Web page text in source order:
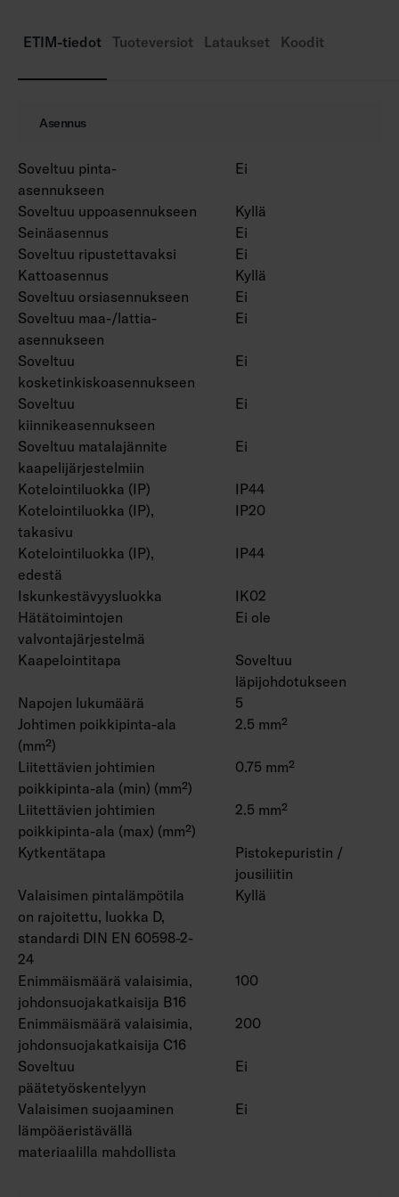
IK02.
ja Casambi.
Hyötyelinikä L70 90 000 h (Ta25°C).
Hyötyelinikä L80 60 000 h (Ta25°C).
ETIM-tiedot Tuoteversiot Lataukset Koodit
Asennus
Soveltuu pinta-
asennukseen
Ei
Soveltuu uppoasennukseen
Kyllä
Seinäasennus
Ei
Soveltuu ripustettavaksi
Ei
Kattoasennus
Kyllä
Soveltuu orsiasennukseen
Ei
Soveltuu maa-/lattia-
asennukseen
Ei
Soveltuu
kosketinkiskoasennukseen
Ei
Soveltuu
kiinnikeasennukseen
Ei
Soveltuu matalajännite
kaapelijärjestelmiin
Ei
Kotelointiluokka (IP)
IP44
Kotelointiluokka (IP),
takasivu
IP20
Kotelointiluokka (IP),
edestä
IP44
Iskunkestävyysluokka
IK02
Hätätoimintojen
valvontajärjestelmä
Ei ole
Kaapelointitapa
Soveltuu
läpijohdotukseen
Napojen lukumäärä
5
Johtimen poikkipinta-ala
(mm²)
2.5 mm²
Liitettävien johtimien
poikkipinta-ala (min) (mm²)
0.75 mm²
Liitettävien johtimien
poikkipinta-ala (max) (mm²)
2.5 mm²
Kytkentätapa
Pistokepuristin /
jousiliitin
Valaisimen pintalämpötila
on rajoitettu, luokka D,
standardi DIN EN 60598-2-
24
Kyllä
Enimmäismäärä valaisimia,
johdonsuojakatkaisija B16
100
Enimmäismäärä valaisimia,
johdonsuojakatkaisija C16
200
Soveltuu
päätetyöskentelyyn
Ei
Valaisimen suojaaminen
lämpöäeristävällä
materiaalilla mahdollista
Ei